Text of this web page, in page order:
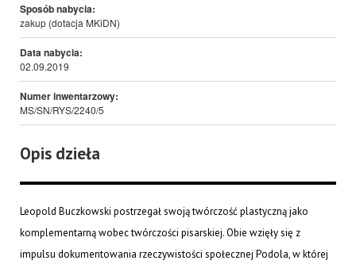
Sposób nabycia:
zakup (dotacja MKiDN)
Data nabycia:
02.09.2019
Numer inwentarzowy:
MS/SN/RYS/2240/5
Opis dzieła
Leopold Buczkowski postrzegał swoją twórczość plastyczną jako
komplementarną wobec twórczości pisarskiej. Obie wzięły się z
impulsu dokumentowania rzeczywistości społecznej Podola, w której